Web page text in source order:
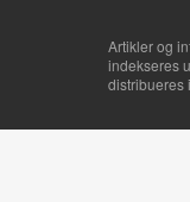
Artikler og
indekseres
distribueres